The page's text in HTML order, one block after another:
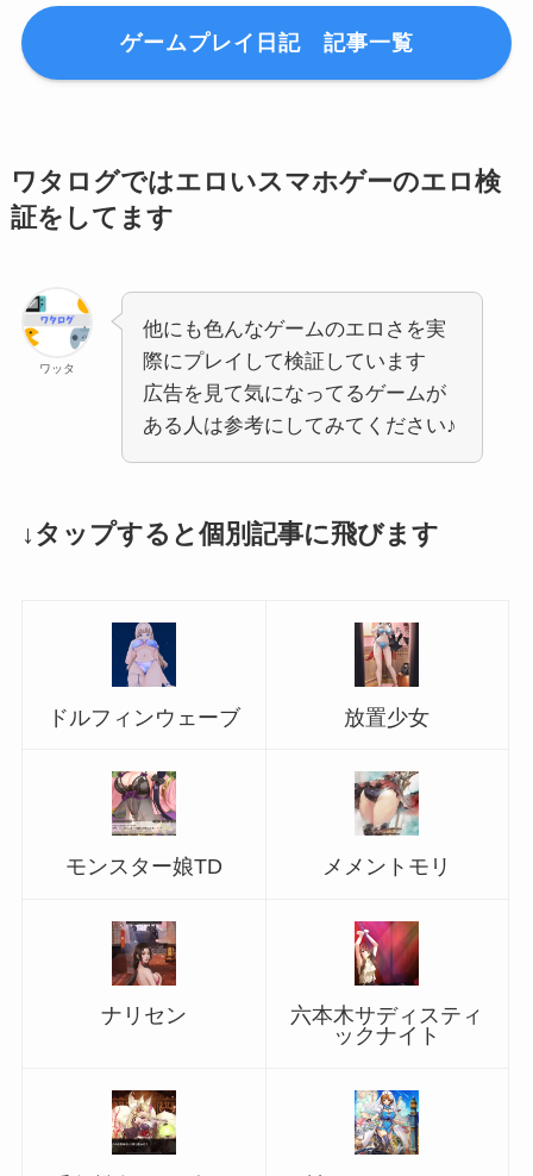
ゲームプレイ日記記事一覧
ワタログではエロいスマホゲーのエロ検
証をしてます
ワッタ
他にも色んなゲームのエロさを実
際にプレイして検証しています
広告を見て気になってるゲームが
ある人は参考にしてみてください♪
↓タップすると個別記事に飛びます
ドルフィンウェーブ 放置少女
モンスター娘TD メメントモリ
ナリセン
六本木サディスティ
ックナイト